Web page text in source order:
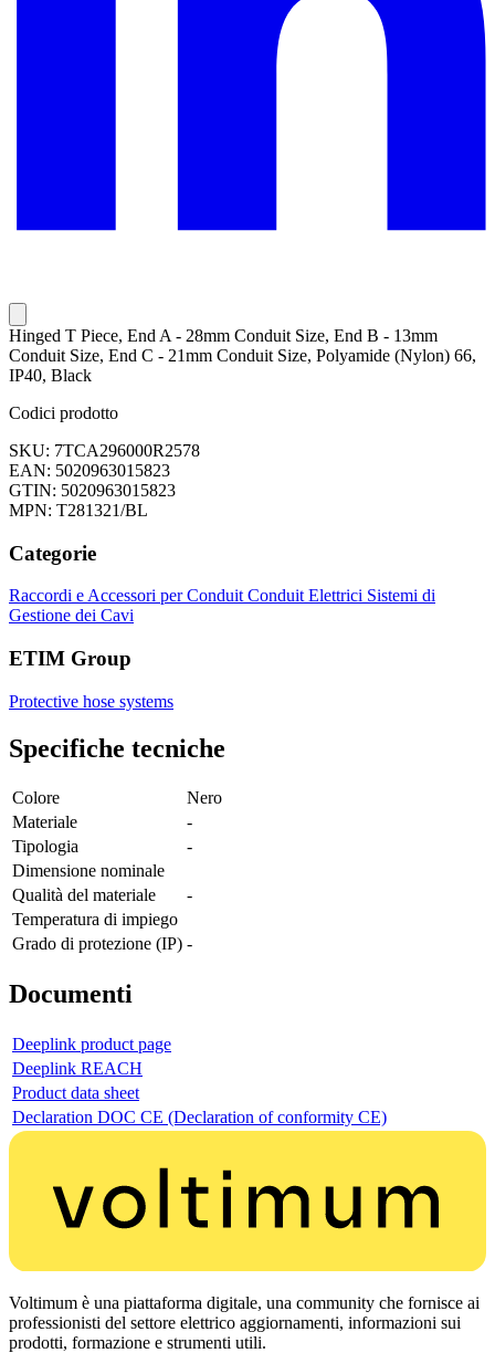
Hinged T Piece, End A - 28mm Conduit Size, End B - 13mm
Conduit Size, End C - 21mm Conduit Size, Polyamide (Nylon) 66,
IP40, Black
Codici prodotto
SKU: 7TCA296000R2578
EAN: 5020963015823
GTIN: 5020963015823
MPN: T281321/BL
Categorie
Raccordi e Accessori per Conduit Conduit Elettrici Sistemi di
Gestione dei Cavi
ETIM Group
Protective hose systems
Specifiche tecniche
Colore
Nero
Materiale
-
Tipologia
-
Dimensione nominale
Qualità del materiale
-
Temperatura di impiego
Grado di protezione (IP) -
Documenti
Deeplink product page
Deeplink REACH
Product data sheet
Declaration DOC CE (Declaration of conformity CE)
Voltimum è una piattaforma digitale, una community che fornisce ai
professionisti del settore elettrico aggiornamenti, informazioni sui
prodotti, formazione e strumenti utili.